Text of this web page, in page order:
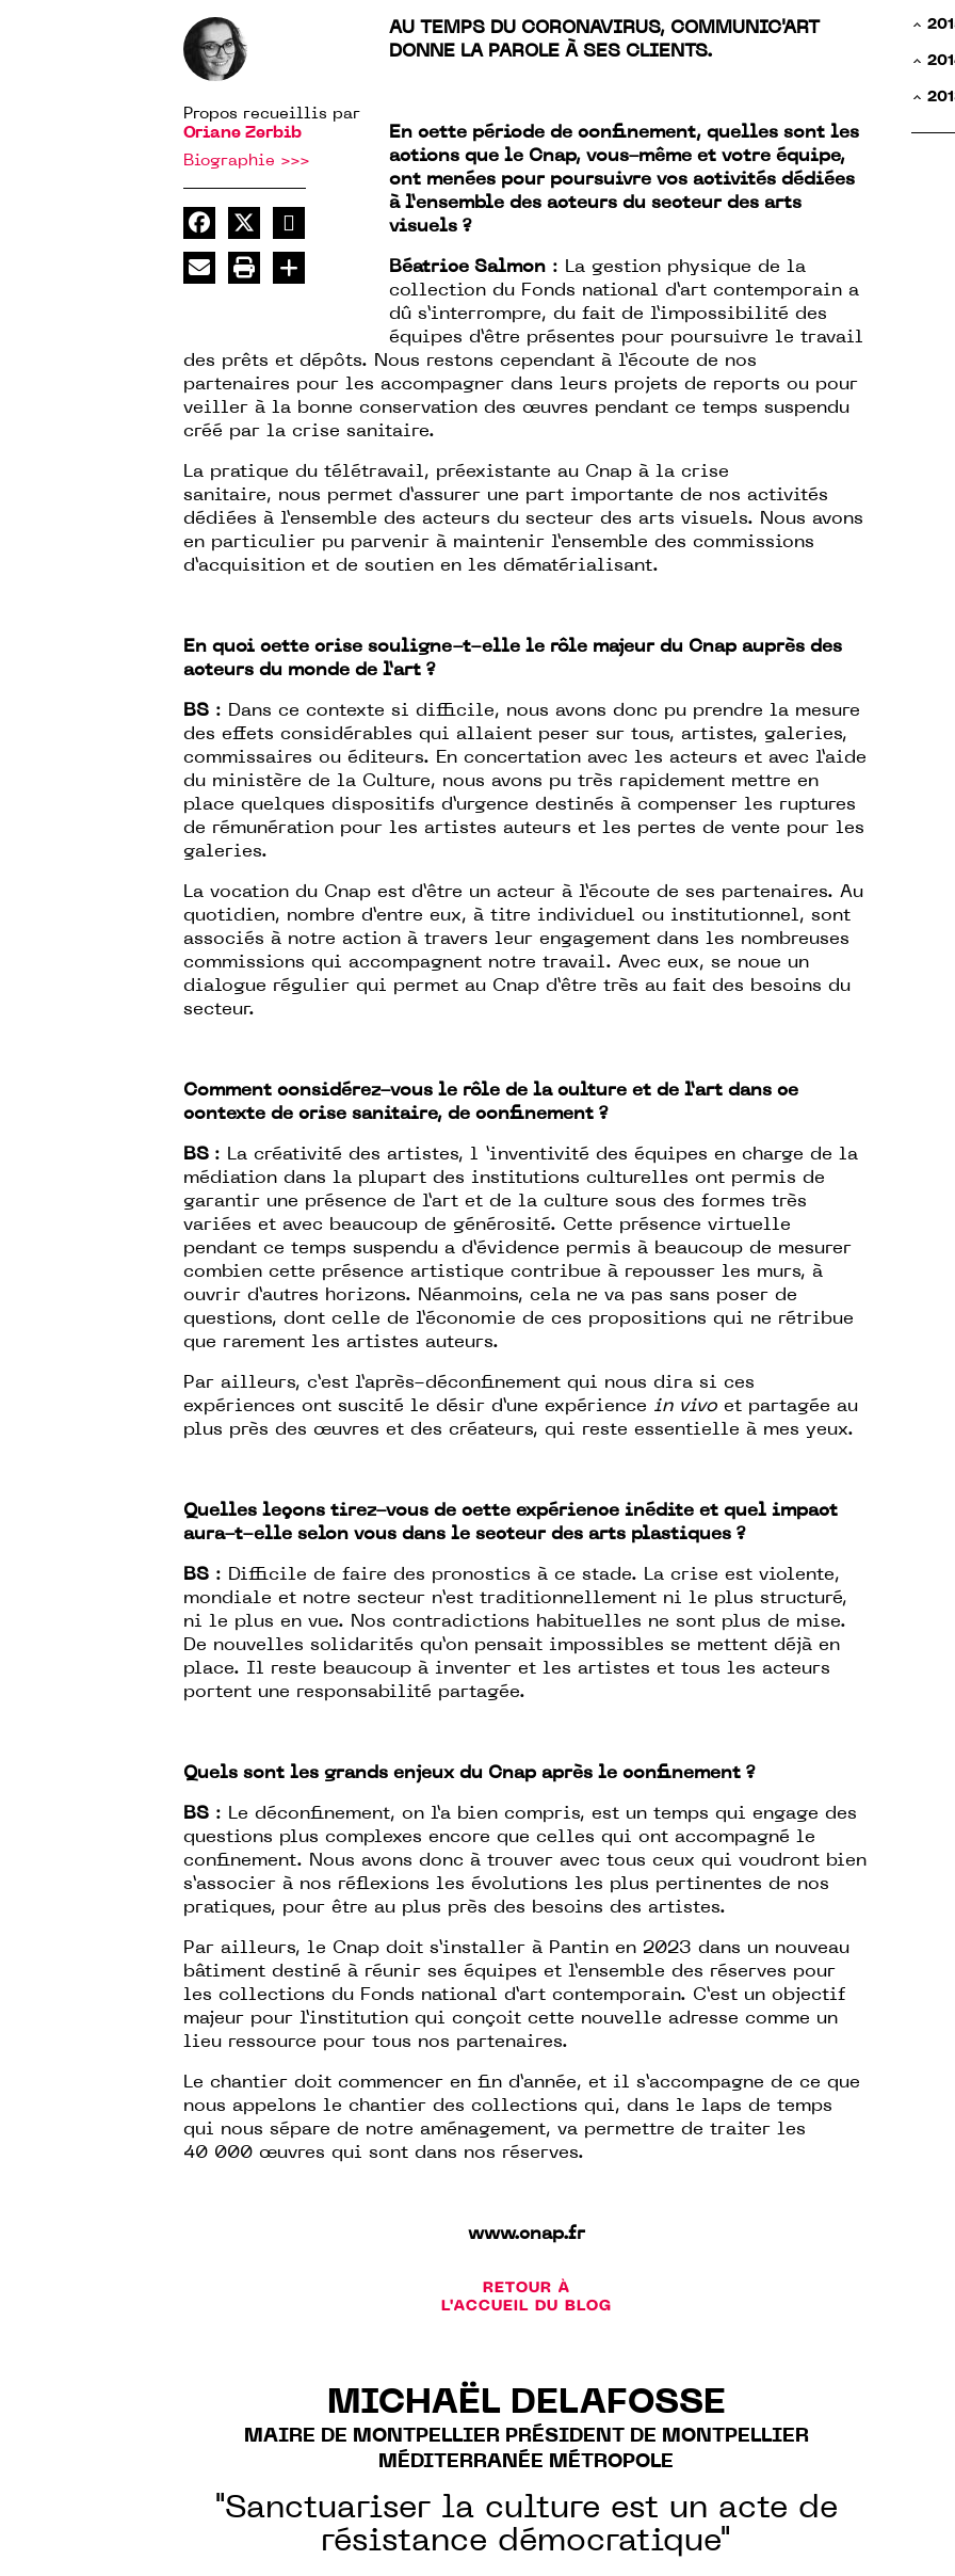
Propos recueillis par
Oriane Zerbib
Biographie >>>
AU TEMPS DU CORONAVIRUS, COMMUNIC'ART
DONNE LA PAROLE À SES CLIENTS.
En cette période de confinement, quelles sont les
actions que le Cnap, vous-même et votre équipe,
ont menées pour poursuivre vos activités dédiées
à l’ensemble des acteurs du secteur des arts
visuels ?
Béatrice Salmon : La gestion physique de la
collection du Fonds national d’art contemporain a
dû s’interrompre, du fait de l’impossibilité des
équipes d’être présentes pour poursuivre le travail
des prêts et dépôts. Nous restons cependant à l’écoute de nos
partenaires pour les accompagner dans leurs projets de reports ou pour
veiller à la bonne conservation des œuvres pendant ce temps suspendu
créé par la crise sanitaire.
La pratique du télétravail, préexistante au Cnap à la crise
sanitaire, nous permet d’assurer une part importante de nos activités
dédiées à l’ensemble des acteurs du secteur des arts visuels. Nous avons
en particulier pu parvenir à maintenir l’ensemble des commissions
d’acquisition et de soutien en les dématérialisant.
En quoi cette crise souligne-t-elle le rôle majeur du Cnap auprès des
acteurs du monde de l’art ?
BS : Dans ce contexte si difficile, nous avons donc pu prendre la mesure
des effets considérables qui allaient peser sur tous, artistes, galeries,
commissaires ou éditeurs. En concertation avec les acteurs et avec l’aide
du ministère de la Culture, nous avons pu très rapidement mettre en
place quelques dispositifs d’urgence destinés à compenser les ruptures
de rémunération pour les artistes auteurs et les pertes de vente pour les
galeries.
La vocation du Cnap est d’être un acteur à l’écoute de ses partenaires. Au
quotidien, nombre d’entre eux, à titre individuel ou institutionnel, sont
associés à notre action à travers leur engagement dans les nombreuses
commissions qui accompagnent notre travail. Avec eux, se noue un
dialogue régulier qui permet au Cnap d’être très au fait des besoins du
secteur.
Comment considérez-vous le rôle de la culture et de l’art dans ce
contexte de crise sanitaire, de confinement ?
BS : La créativité des artistes, l ’inventivité des équipes en charge de la
médiation dans la plupart des institutions culturelles ont permis de
garantir une présence de l’art et de la culture sous des formes très
variées et avec beaucoup de générosité. Cette présence virtuelle
pendant ce temps suspendu a d’évidence permis à beaucoup de mesurer
combien cette présence artistique contribue à repousser les murs, à
ouvrir d’autres horizons. Néanmoins, cela ne va pas sans poser de
questions, dont celle de l’économie de ces propositions qui ne rétribue
que rarement les artistes auteurs.
Par ailleurs, c’est l’après-déconfinement qui nous dira si ces
expériences ont suscité le désir d’une expérience in vivo et partagée au
plus près des œuvres et des créateurs, qui reste essentielle à mes yeux.
Quelles leçons tirez-vous de cette expérience inédite et quel impact
aura-t-elle selon vous dans le secteur des arts plastiques ?
BS : Difficile de faire des pronostics à ce stade. La crise est violente,
mondiale et notre secteur n’est traditionnellement ni le plus structuré,
ni le plus en vue. Nos contradictions habituelles ne sont plus de mise.
De nouvelles solidarités qu’on pensait impossibles se mettent déjà en
place. Il reste beaucoup à inventer et les artistes et tous les acteurs
portent une responsabilité partagée.
Quels sont les grands enjeux du Cnap après le confinement ?
BS : Le déconfinement, on l’a bien compris, est un temps qui engage des
questions plus complexes encore que celles qui ont accompagné le
confinement. Nous avons donc à trouver avec tous ceux qui voudront bien
s’associer à nos réflexions les évolutions les plus pertinentes de nos
pratiques, pour être au plus près des besoins des artistes.
Par ailleurs, le Cnap doit s’installer à Pantin en 2023 dans un nouveau
bâtiment destiné à réunir ses équipes et l’ensemble des réserves pour
les collections du Fonds national d’art contemporain. C’est un objectif
majeur pour l’institution qui conçoit cette nouvelle adresse comme un
lieu ressource pour tous nos partenaires.
Le chantier doit commencer en fin d’année, et il s’accompagne de ce que
nous appelons le chantier des collections qui, dans le laps de temps
qui nous sépare de notre aménagement, va permettre de traiter les
40 000 œuvres qui sont dans nos réserves.
www.cnap.fr
RETOUR À
L'ACCUEIL DU BLOG
MICHAËL DELAFOSSE
MAIRE DE MONTPELLIER PRÉSIDENT DE MONTPELLIER
MÉDITERRANÉE MÉTROPOLE
"Sanctuariser la culture est un acte de
résistance démocratique"